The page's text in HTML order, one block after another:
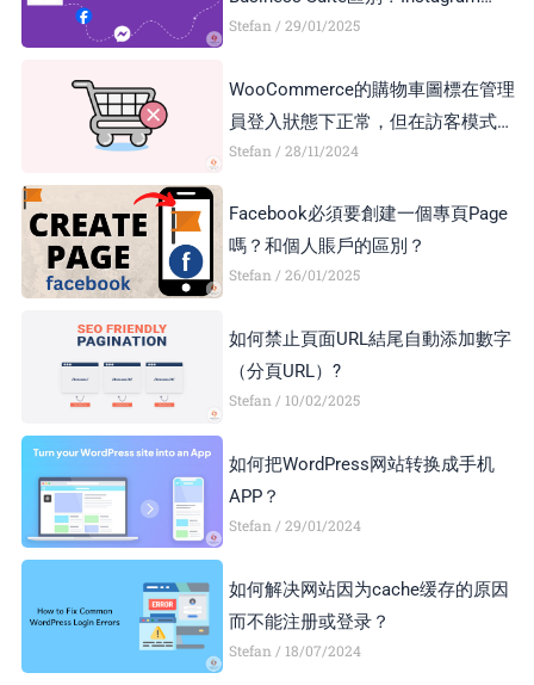
Business Account和Creator Account
Stefan 29/01/2025
WooCommerce的購物車圖標在管理
員登入狀態下正常，但在訪客模式下
顯示異常，如何解決？
Stefan 28/11/2024
Facebook必須要創建一個專頁Page
嗎？和個人賬戶的區別？
Stefan 26/01/2025
如何禁止頁面URL結尾自動添加數字
（分頁URL）?
Stefan 10/02/2025
如何把WordPress网站转换成手机
APP？
Stefan 29/01/2024
如何解决网站因为cache缓存的原因
而不能注册或登录？
Stefan 18/07/2024